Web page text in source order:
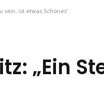
sein, ist etwas Schönes“
„Ein